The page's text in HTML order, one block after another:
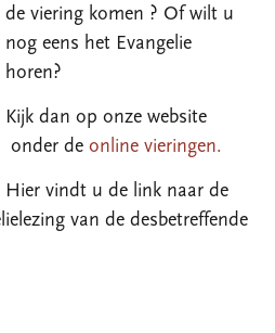
de viering komen ? Of wilt u
nog eens het Evangelie
horen?
Kijk dan op onze website
onder deonline vieringen.
Hier vindt u de link naar de
van de desbetreffende